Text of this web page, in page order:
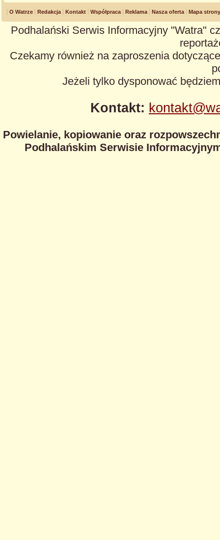
O Watrze Redakcja Kontakt Współpraca Reklama Nasza oferta Mapa strony
Podhalański Serwis Informacyjny "Watra"
Czekamy również na zaproszenia
Jeżeli tylko dysponować
Kontakt:
Powielanie, kopiowanie oraz
Podhalańskim Serwisie